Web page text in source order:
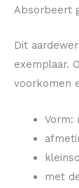
Absorbeert
Dit
exemplaar.
voorkomen
Vorm:
met